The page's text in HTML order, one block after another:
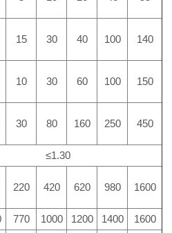
15 30 40 100 140
10 30 60 100 150
30 80 160 250 450
≤1.30
220 420 620 980 1600
770 1000 1200 1400
1600